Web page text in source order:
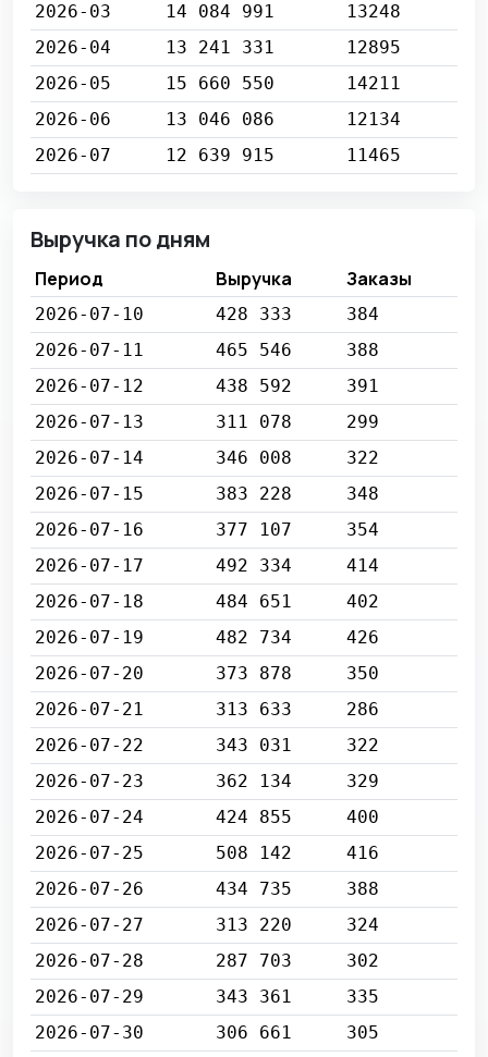
2026-03
14 084 991
13248
2026-04
13 241 331
12895
2026-05
15 660 550
14211
2026-06
13 046 086
12134
2026-07
12 639 915 11465
Выручка по дням
Период Выручка Заказы
2026-07-10 428 333
384
2026-07-11
465 546
388
2026-07-12
438 592
391
2026-07-13
311 078
299
2026-07-14
346 008
322
2026-07-15
383 228
348
2026-07-16
377 107
354
2026-07-17
492 334
414
2026-07-18
484 651
402
2026-07-19
482 734
426
2026-07-20
373 878
350
2026-07-21
313 633
286
2026-07-22
343 031
322
2026-07-23
362 134
329
2026-07-24
424 855
400
2026-07-25
508 142
416
2026-07-26
434 735
388
2026-07-27
313 220
324
2026-07-28
287 703
302
2026-07-29
343 361
335
2026-07-30
306 661
305